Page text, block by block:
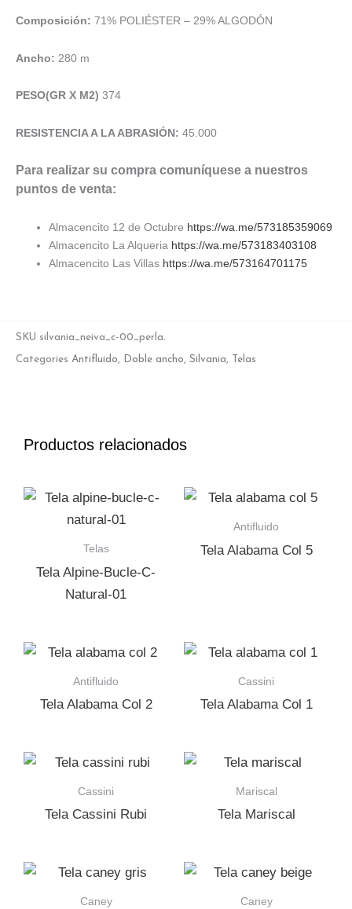
Composición: 71% POLIÉSTER – 29% ALGODÓN
Ancho: 280 m
PESO(GR X M2) 374
RESISTENCIA A LA ABRASIÓN: 45.000
Para realizar su compra comuníquese a nuestros
puntos de venta:
Almacencito 12 de Octubre https://wa.me/573185359069
Almacencito La Alqueria https://wa.me/573183403108
Almacencito Las Villas https://wa.me/573164701175
SKU silvania_neiva_c-00_perla.
Categories Antifluido Doble ancho Silvania Telas
Productos relacionados
Telas
Tela Alpine-Bucle-C-
Natural-01
Antifluido
Tela Alabama Col 5
Antifluido
Tela Alabama Col 2
Cassini
Tela Alabama Col 1
Cassini
Tela Cassini Rubi
Mariscal
Tela Mariscal
Caney Caney